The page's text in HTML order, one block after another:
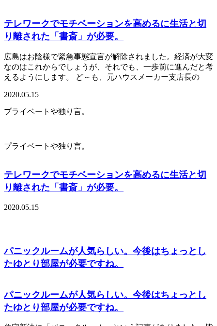
テレワークでモチベーションを高めるに生活と切
り離された「書斎」が必要。
広島はお陰様で緊急事態宣言が解除されました。経済が大変
なのはこれからでしょうが、それでも、一歩前に進んだと考
えるようにします。 ど～も、元ハウスメーカー支店長の
2020.05.15
プライベートや独り言。
プライベートや独り言。
テレワークでモチベーションを高めるに生活と切
り離された「書斎」が必要。
2020.05.15
パニックルームが人気らしい。今後はちょっとし
たゆとり部屋が必要ですね。
パニックルームが人気らしい。今後はちょっとし
たゆとり部屋が必要ですね。